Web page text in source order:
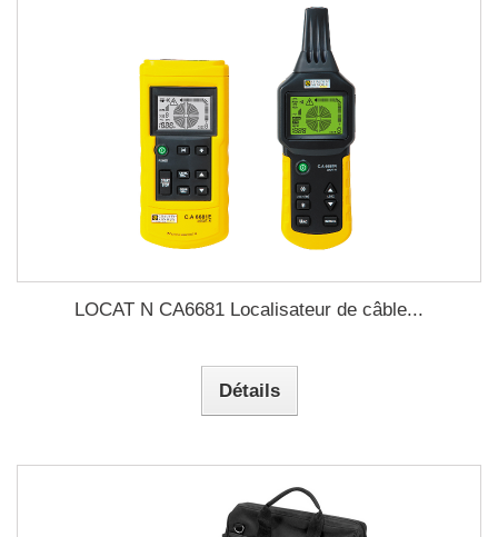
LOCAT N CA6681 Localisateur de câble...
Détails